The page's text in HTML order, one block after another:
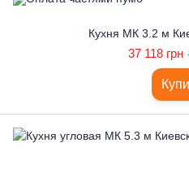
Кухня МК 3.2 м
37 118 грн